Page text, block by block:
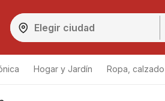
Hogar y Jardín Ropa,